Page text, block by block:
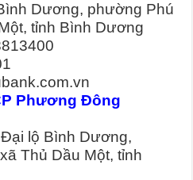
Dương, phường Phú
tỉnh Bình Dương
Phương Đông
lộ Bình Dương,
Thủ Dầu Một, tỉnh